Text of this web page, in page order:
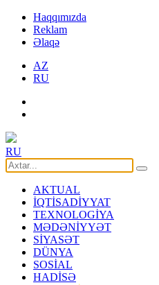
Haqqımızda
Reklam
Əlaqə
AZ
RU
RU
AKTUAL
İQTİSADİYYAT
TEXNOLOGİYA
MƏDƏNİYYƏT
SİYASƏT
DÜNYA
SOSİAL
HADİSƏ